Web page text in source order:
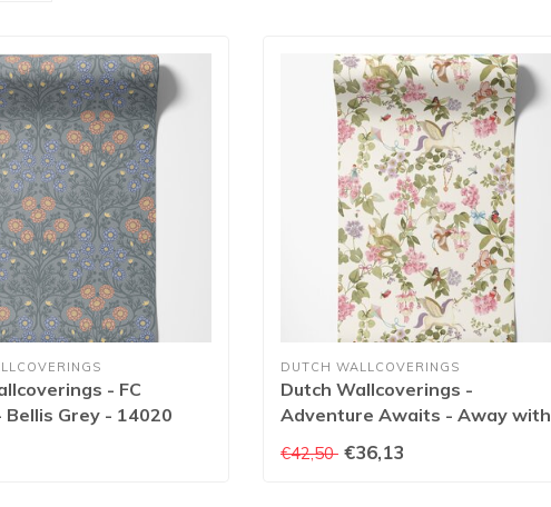
- FC
Bellis Grey - 14020
DUTCH WALLCOVERINGS
Dutch Wallcoverings -
Adventure Awaits - Away with
the Fairies Cream/Multi -
Cream/Multi - 14020
€42,50 €36,13